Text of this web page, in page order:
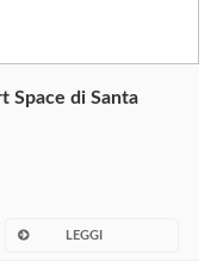
Space di Santa
LEGGI